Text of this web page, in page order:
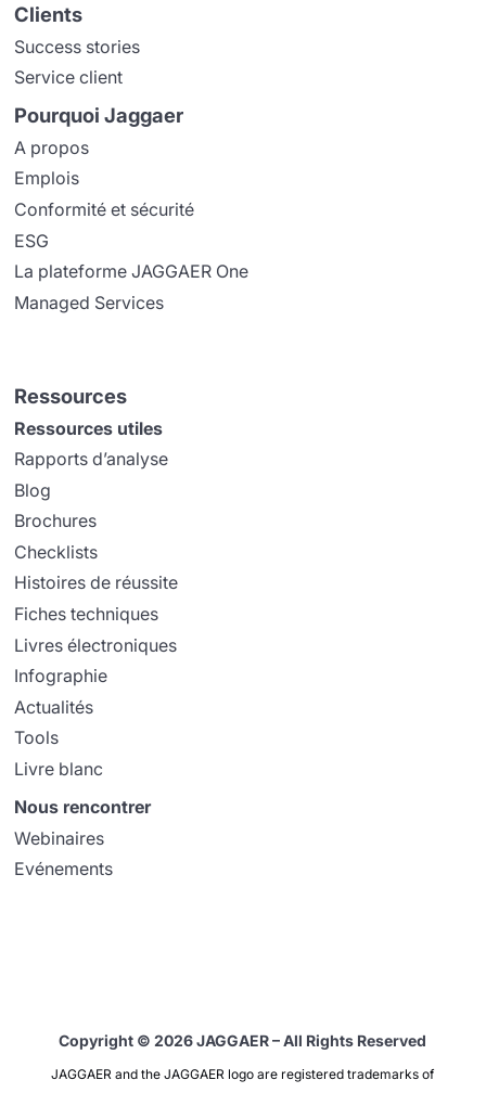
Clients
Success stories
Service client
Pourquoi Jaggaer
A propos
Emplois
Conformité et sécurité
ESG
La plateforme JAGGAER One
Managed Services
Ressources
Ressources utiles
Rapports d’analyse
Blog
Brochures
Checklists
Histoires de réussite
Fiches techniques
Livres électroniques
Infographie
Actualités
Tools
Livre blanc
Nous rencontrer
Webinaires
Evénements
Copyright © 2026 JAGGAER – All Rights Reserved
JAGGAER and the JAGGAER logo are registered trademarks of